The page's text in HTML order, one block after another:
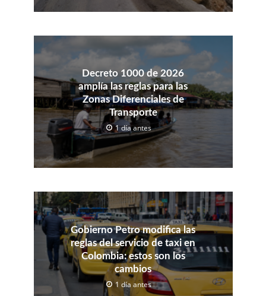
Decreto 1000 de 2026
amplía las reglas para las
Zonas Diferenciales de
Transporte
1 día antes
Gobierno Petro modifica las
reglas del servicio de taxi en
Colombia: estos son los
cambios
1 día antes